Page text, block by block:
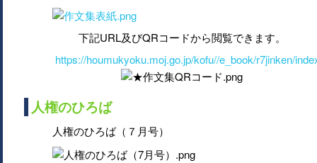
下記URL及びQRコードから閲覧できます。
https://houmukyoku.moj.go.jp/kofu//e_book/r7jinken/
人権のひろば
人権のひろば（７月号）